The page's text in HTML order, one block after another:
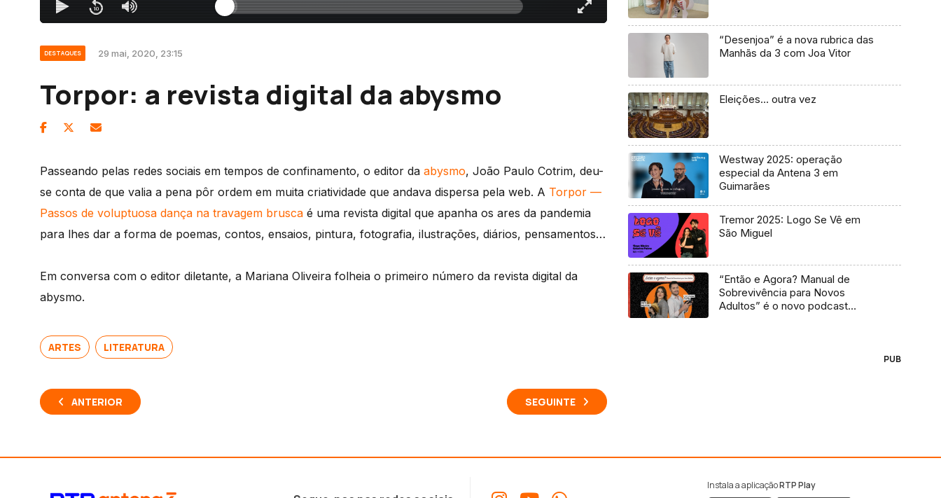
DESTAQUES 29 mai, 2020, 23:15
Torpor: a revista digital da abysmo
Passeando pelas redes sociais em tempos de confinamento, o editor da abysmo, João Paulo Cotrim, deu-
se conta de que valia a pena pôr ordem em muita criatividade que andava dispersa pela web. A Torpor —
Passos de voluptuosa dança na travagem brusca é uma revista digital que apanha os ares da pandemia
para lhes dar a forma de poemas, contos, ensaios, pintura, fotografia, ilustrações, diários, pensamentos…
Em conversa com o editor diletante, a Mariana Oliveira folheia o primeiro número da revista digital da
abysmo.
ARTES LITERATURA
ANTERIOR SEGUINTE
“Desenjoa” é a nova rubrica das
Manhãs da 3 com Joa Vitor
Eleições… outra vez
Westway 2025: operação
especial da Antena 3 em
Guimarães
Tremor 2025: Logo Se Vê em
São Miguel
“Então e Agora? Manual de
Sobrevivência para Novos
Adultos” é o novo podcast
PUB
Instala a aplicaçãoRTP Play